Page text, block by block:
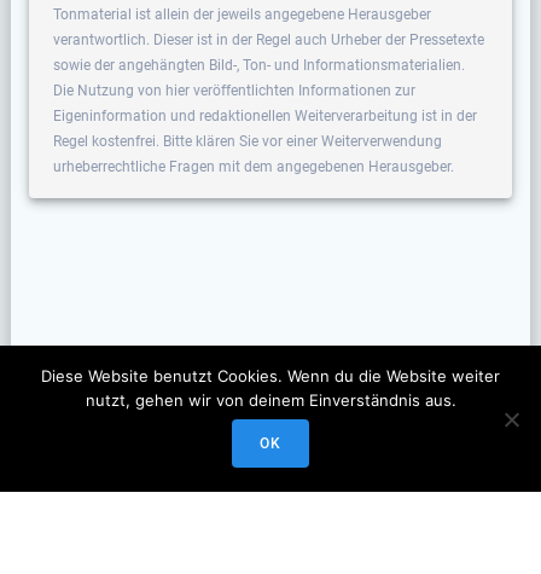
Tonmaterial ist allein der jeweils angegebene Herausgeber
verantwortlich. Dieser ist in der Regel auch Urheber der Pressetexte
sowie der angehängten Bild-, Ton- und Informationsmaterialien.
Die Nutzung von hier veröffentlichten Informationen zur
Eigeninformation und redaktionellen Weiterverarbeitung ist in der
Regel kostenfrei. Bitte klären Sie vor einer Weiterverwendung
urheberrechtliche Fragen mit dem angegebenen Herausgeber.
Diese Website benutzt Cookies. Wenn du die Website weiter
nutzt, gehen wir von deinem Einverständnis aus.
OK